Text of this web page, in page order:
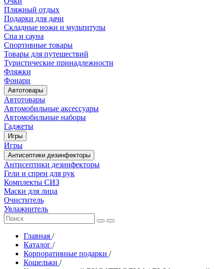
Пляжный отдых
Подарки для дачи
Складные ножи и мультитулы
Спа и сауна
Спортивные товары
Товары для путешествий
Туристические принадлежности
Фляжки
Фонари
Автотовары
Автотовары
Автомобильные аксессуары
Автомобильные наборы
Гаджеты
Игры
Игры
Антисептики дезинфекторы
Антисептики дезинфекторы
Гели и спреи для рук
Комплекты СИЗ
Маски для лица
Очиститель
Увлажнитель
Главная /
Каталог /
Корпоративные подарки /
Кошельки /